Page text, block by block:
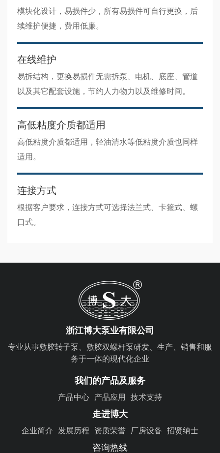
模块化设计，易损件少，所有易损件可自行更换，后
续维护便捷，费用低廉。
在线维护
易拆结构，更换易损件无需拆泵、电机、底座、管道
以及其它配套设施，节约人力物力以及维修时间。
高低粘度介质都适用
高低粘度介质都适用，轻油清水等低粘度介质也同样
适用。
连接方式
根据客户要求，连接方式可选择法兰式、卡箍式、螺
口式。
浙江博大泵业有限公司
专业从事敷胶转子泵、敷胶双螺杆泵研发、生产、销售和服
务于一体的现代化企业
我们的产品及服务
产品中心 产品应用 技术支持
走进博大
企业简介 发展历程 资质荣誉 厂房设备 招贤纳士
咨询热线